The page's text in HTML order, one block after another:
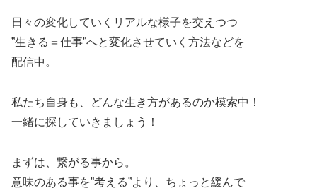
日々の変化していくリアルな様子を交えつつ
”生きる＝仕事”へと変化させていく方法などを
配信中。
私たち自身も、どんな生き方があるのか模索中！
一緒に探していきましょう！
まずは、繋がる事から。
意味のある事を”考える”より、ちょっと緩んで